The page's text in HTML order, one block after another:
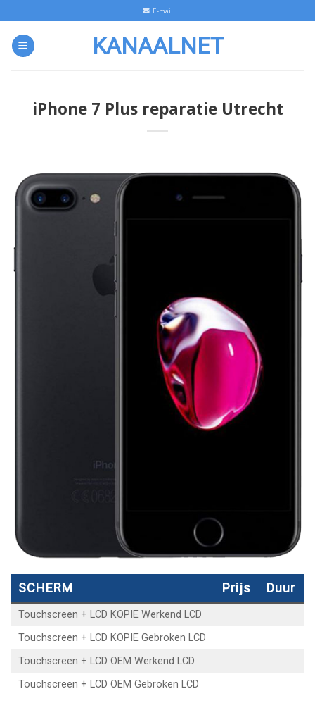
to
content
E-mail
KANAALNET
iPhone 7 Plus reparatie Utrecht
SCHERM Prijs Duur
Touchscreen + LCD KOPIE Werkend LCD
Touchscreen + LCD KOPIE Gebroken LCD
Touchscreen + LCD OEM Werkend LCD
Touchscreen + LCD OEM Gebroken LCD